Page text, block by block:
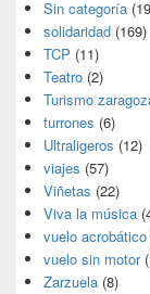
Sin categoría
solidaridad (169)
TCP (11)
Teatro (2)
Turismo
turrones (6)
Ultraligeros (12)
viajes (57)
Viñetas (22)
Viva la música
vuelo acrobático
vuelo sin motor
Zarzuela (8)